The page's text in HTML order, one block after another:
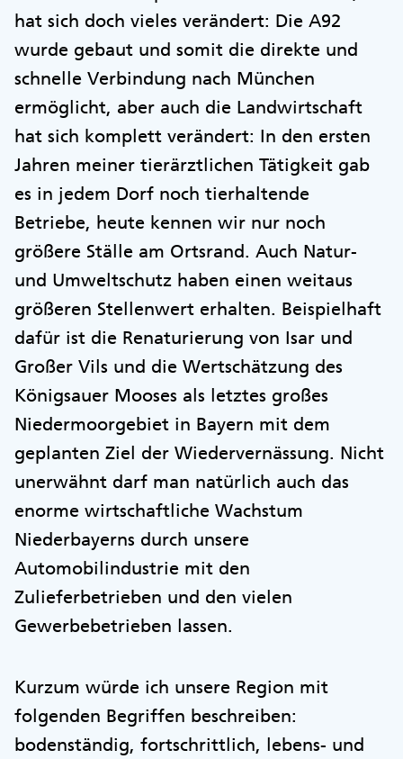
hat sich doch vieles verändert: Die A92
wurde gebaut und somit die direkte und
schnelle Verbindung nach München
ermöglicht, aber auch die Landwirtschaft
hat sich komplett verändert: In den ersten
Jahren meiner tierärztlichen Tätigkeit gab
es in jedem Dorf noch tierhaltende
Betriebe, heute kennen wir nur noch
größere Ställe am Ortsrand. Auch Natur-
und Umweltschutz haben einen weitaus
größeren Stellenwert erhalten. Beispielhaft
dafür ist die Renaturierung von Isar und
Großer Vils und die Wertschätzung des
Königsauer Mooses als letztes großes
Niedermoorgebiet in Bayern mit dem
geplanten Ziel der Wiedervernässung. Nicht
unerwähnt darf man natürlich auch das
enorme wirtschaftliche Wachstum
Niederbayerns durch unsere
Automobilindustrie mit den
Zulieferbetrieben und den vielen
Gewerbebetrieben lassen.
Kurzum würde ich unsere Region mit
folgenden Begriffen beschreiben:
bodenständig, fortschrittlich, lebens- und